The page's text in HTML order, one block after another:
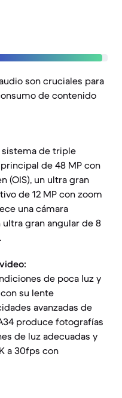
son cruciales para
de contenido
sistema de triple
de 48 MP con
(OIS), un ultra gran
de 12 MP con zoom
una cámara
ultra gran angular de 8
de poca luz y
su lente
avanzadas de
produce fotografías
de luz adecuadas y
a 30fps con